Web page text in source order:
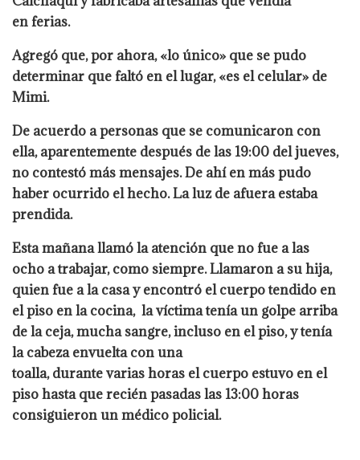
enferias.
Agregó que, por ahora, «lo único» que se pudo
determinar que faltó en el lugar, «es el celular» de
Mimi.
De acuerdo a personas que se comunicaron con
ella, aparentemente después de las 19:00 del jueves,
no contestó más mensajes. De ahí en más pudo
haber ocurrido el hecho. La luz de afuera estaba
prendida.
Esta mañana llamó la atención que no fue a las
ocho a trabajar, como siempre. Llamaron a su hija,
quien fue a la casa y encontró el cuerpo tendido en
el piso en la cocina, la víctima tenía un golpe arriba
de la ceja, mucha sangre, incluso en el piso, y tenía
lacabeza envuelta con una
toalla,durantevariashoras el cuerpo estuvo en el
piso hasta que recién pasadas las 13:00 horas
consiguieron un médico policial.